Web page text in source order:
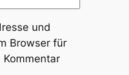
und
Browser für